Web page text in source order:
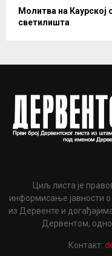
Молитва на Каурској
светилишта
Циљ листа је
информисање јавности
из Дервенте и
Дервентом,
Контакт: